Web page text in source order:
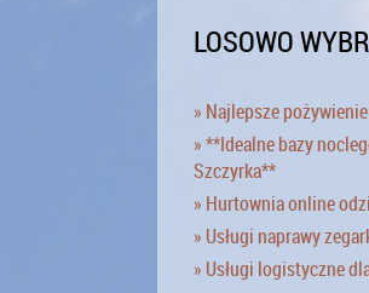
LOSOWO
» Najlepsze
» **Idealne bazy
Szczyrka**
» Hurtownia online
» Usługi naprawy
» Usługi logistyczne